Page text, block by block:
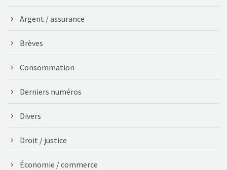
Argent / assurance
Brèves
Consommation
Derniers numéros
Divers
Droit / justice
Économie / commerce